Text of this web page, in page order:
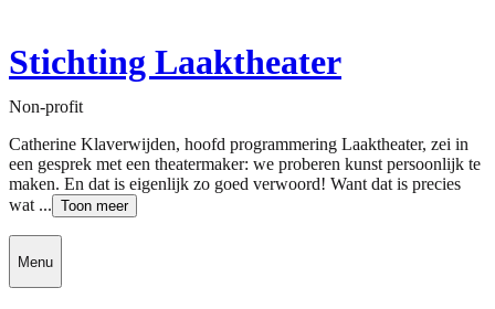
Stichting Laaktheater
Non-profit
Catherine Klaverwijden, hoofd programmering Laaktheater, zei in
een gesprek met een theatermaker: we proberen kunst persoonlijk te
maken. En dat is eigenlijk zo goed verwoord! Want dat is precies
wat ... Toon meer
Menu